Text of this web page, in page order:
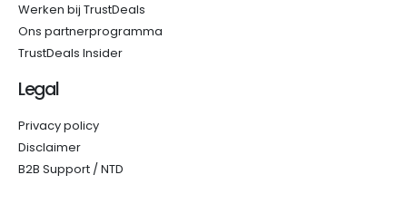
Werken bij TrustDeals
Ons partnerprogramma
TrustDeals Insider
Legal
Privacy policy
Disclaimer
B2B Support / NTD